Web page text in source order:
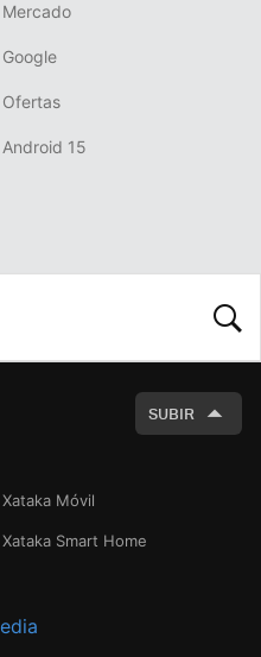
Mercado
Google
Ofertas
Android 15
SUBIR
Xataka Móvil
Xataka Smart Home